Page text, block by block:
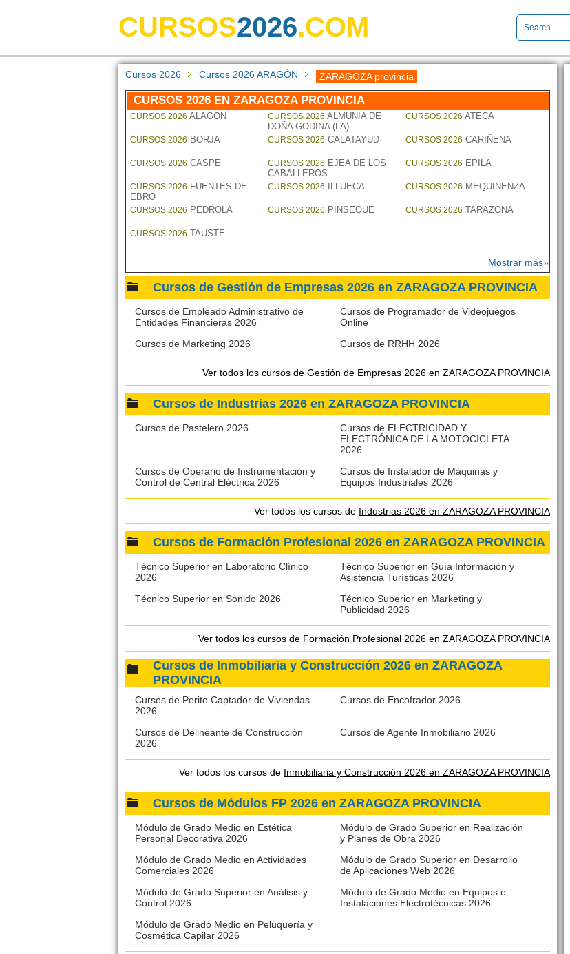
CURSOS2026.COM
Cursos 2026 Cursos 2026 ARAGÓN ZARAGOZA provincia
CURSOS 2026 EN ZARAGOZA PROVINCIA
CURSOS 2026 ALAGON CURSOS 2026 ALMUNIA DE
DOÑA GODINA (LA)
CURSOS 2026 ATECA
CURSOS 2026 BORJA CURSOS 2026 CALATAYUD CURSOS 2026 CARIÑENA
CURSOS 2026 CASPE CURSOS 2026 EJEA DE LOS
CABALLEROS
CURSOS 2026 EPILA
CURSOS 2026 FUENTES DE
EBRO
CURSOS 2026 ILLUECA CURSOS 2026 MEQUINENZA
CURSOS 2026 PEDROLA CURSOS 2026 PINSEQUE CURSOS 2026 TARAZONA
CURSOS 2026 TAUSTE
Mostrar más»
Cursos de Gestión de Empresas 2026 en ZARAGOZA PROVINCIA
Cursos de Empleado Administrativo de
Entidades Financieras 2026
Cursos de Programador de Videojuegos
Online
Cursos de Marketing 2026
Cursos de RRHH 2026
Ver todos los cursos de Gestión de Empresas 2026 en ZARAGOZA PROVINCIA
Cursos de Industrias 2026 en ZARAGOZA PROVINCIA
Cursos de Pastelero 2026
Cursos de ELECTRICIDAD Y
ELECTRÓNICA DE LA MOTOCICLETA
2026
Cursos de Operario de Instrumentación y
Control de Central Eléctrica 2026
Cursos de Instalador de Máquinas y
Equipos Industriales 2026
Ver todos los cursos de Industrias 2026 en ZARAGOZA PROVINCIA
Cursos de Formación Profesional 2026 en ZARAGOZA PROVINCIA
Técnico Superior en Laboratorio Clínico
2026
Técnico Superior en Guía Información y
Asistencia Turísticas 2026
Técnico Superior en Sonido 2026
Técnico Superior en Marketing y
Publicidad 2026
Ver todos los cursos de Formación Profesional 2026 en ZARAGOZA PROVINCIA
Cursos de Inmobiliaria y Construcción 2026 en ZARAGOZA
PROVINCIA
Cursos de Perito Captador de Viviendas
2026
Cursos de Encofrador 2026
Cursos de Delineante de Construcción
2026
Cursos de Agente Inmobiliario 2026
Ver todos los cursos de Inmobiliaria y Construcción 2026 en ZARAGOZA PROVINCIA
Cursos de Módulos FP 2026 en ZARAGOZA PROVINCIA
Módulo de Grado Medio en Estética
Personal Decorativa 2026
Módulo de Grado Superior en Realización
y Planes de Obra 2026
Módulo de Grado Medio en Actividades
Comerciales 2026
Módulo de Grado Superior en Desarrollo
de Aplicaciones Web 2026
Módulo de Grado Superior en Análisis y
Control 2026
Módulo de Grado Medio en Equipos e
Instalaciones Electrotécnicas 2026
Módulo de Grado Medio en Peluquería y
Cosmética Capilar 2026